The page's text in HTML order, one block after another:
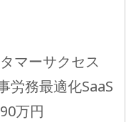
マーサクセス
労務最適化SaaS
万円